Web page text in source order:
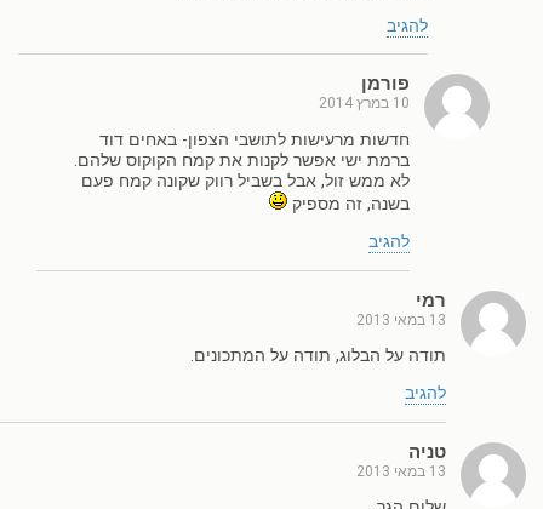
להגיב
פורמן
10 במרץ 2014
חדשות מרעישות לתושבי הצפון- באחים דוד
ברמת ישי אפשר לקנות את קמח הקוקוס שלהם.
לא ממש זול, אבל בשביל רווק שקונה קמח פעם
בשנה, זה מספיק
להגיב
רמי
13 במאי 2013
תודה על הבלוג, תודה על המתכונים.
להגיב
טניה
13 במאי 2013